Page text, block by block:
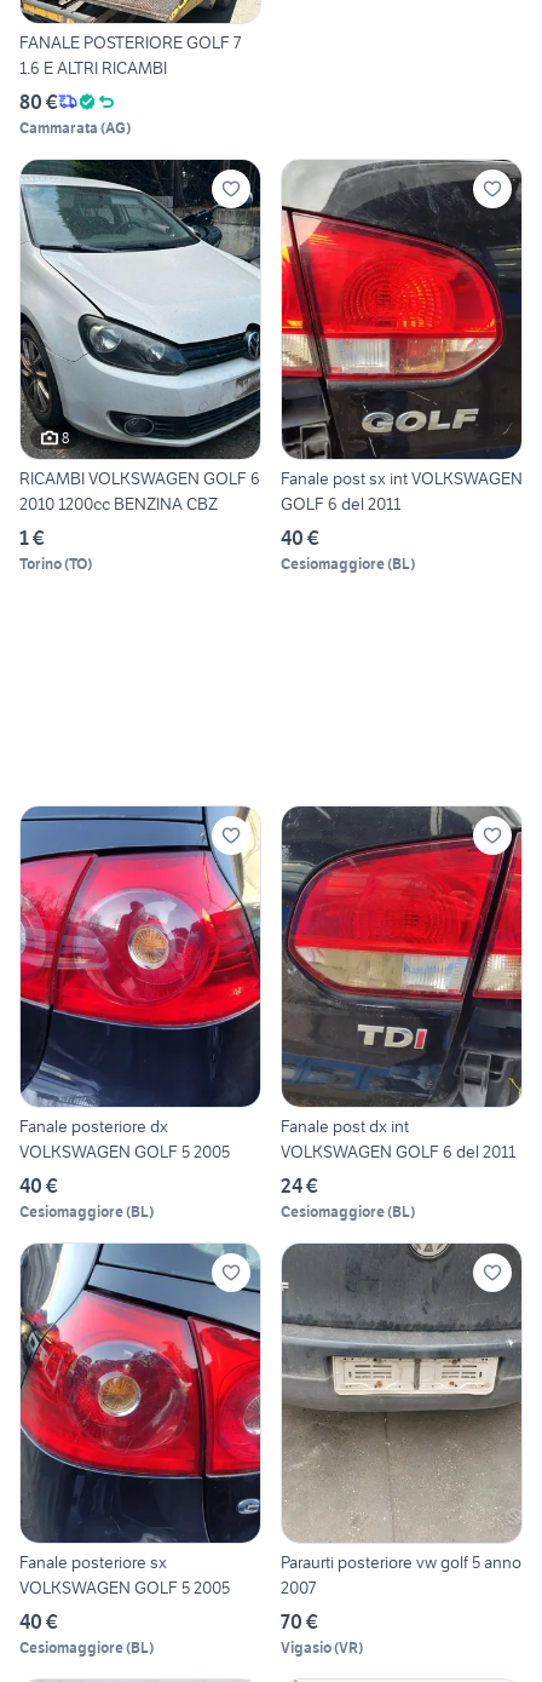
FANALE POSTERIORE GOLF 7
1.6 E ALTRI RICAMBI
80 €
Cammarata (AG)
8
RICAMBI VOLKSWAGEN GOLF 6
2010 1200cc BENZINA CBZ
1 €
Torino(TO)
Fanale post sx int VOLKSWAGEN
GOLF 6 del 2011
40 €
Cesiomaggiore(BL)
Fanale posteriore dx
VOLKSWAGEN GOLF 5 2005
40 €
Cesiomaggiore(BL)
Fanale post dx int
VOLKSWAGEN GOLF 6 del 2011
24 €
Cesiomaggiore(BL)
Fanale posteriore sx
VOLKSWAGEN GOLF 5 2005
40 €
Cesiomaggiore(BL)
Paraurti posteriore vw golf 5 anno
2007
70 €
Vigasio(VR)